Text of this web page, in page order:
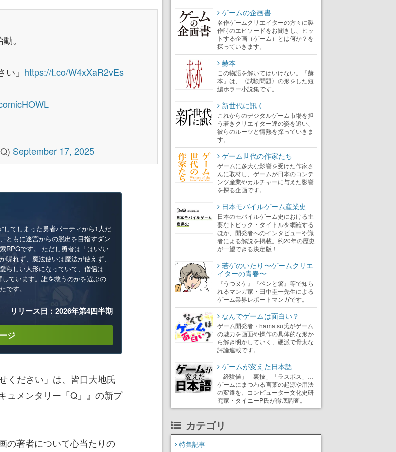
。
」 https://t.co/W4xXaR2vEs
September 17, 2025
”してしまった勇者パーティから1人だ
ともに迷宮からの脱出を目指すダン
RPGです。 ただし勇者は「はい/い
喋れず、魔法使いは魔法が使えず、
らしい人形になっていて、僧侶は
しています。誰を救うのかを選ぶの
です。
リリース日：2026年第4四半期
ジ
ください」は、皆口大地氏
ュメンタリー「Q」』の新プ
の著者について心当たりの
ゲームの企画書
名作ゲームクリエイターの方々に製
作時のエピソードをお聞きし、ヒッ
トする企画（ゲーム）とは何か？を
探っていきます。
赫本
この物語を解いてはいけない。『赫
本』は、〈試験問題〉の形をした短
編ホラー小説集です。
新世代に訊く
これからのデジタルゲーム市場を担
う若きクリエイター達の姿を追い、
彼らのルーツと情熱を探っていきま
す。
ゲーム世代の作家たち
ゲームに多大な影響を受けた作家さ
んに取材し、ゲームが日本のコンテ
ンツ産業やカルチャーに与えた影響
を探る企画です。
日本モバイルゲーム産業史
日本のモバイルゲーム史における主
要なトピック・タイトルを網羅する
ほか、開発者へのインタビューや識
者による解説を掲載。約20年の歴史
が一望できる決定版！
若ゲのいたり〜ゲームクリエ
イターの青春〜
『うつヌケ』『ペンと箸』等で知ら
れるマンガ家・田中圭一先生による
ゲーム業界レポートマンガです。
なんでゲームは面白い？
ゲーム開発者・hamatsu氏がゲーム
の魅力を画面や操作の具体的な形か
ら解き明かしていく、硬派で骨太な
評論連載です。
ゲームが変えた日本語
「経験値」「裏技」「ラスボス」…
ゲームにまつわる言葉の起源や用法
の変遷を、コンピューター文化史研
究家・タイニーP氏が徹底調査。
カテゴリ
特集記事